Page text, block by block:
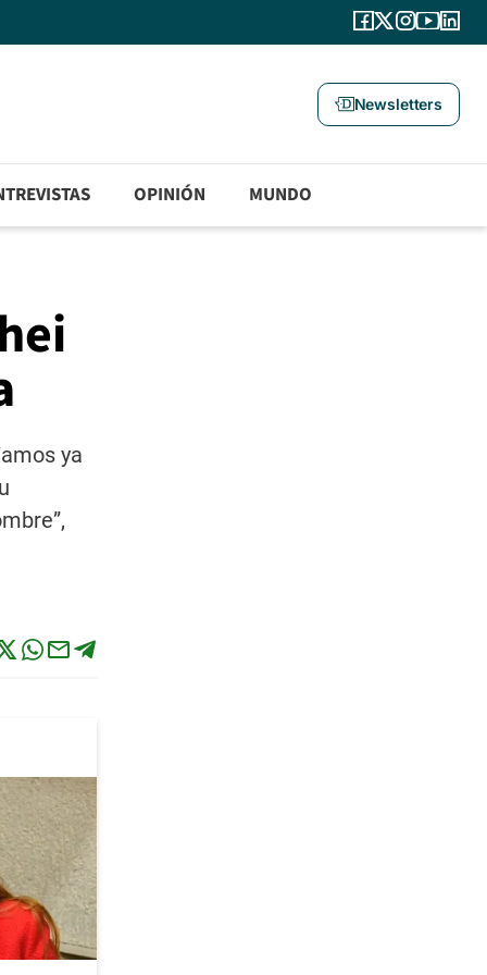
Newsletters
OPINIÓN MUNDO
ya